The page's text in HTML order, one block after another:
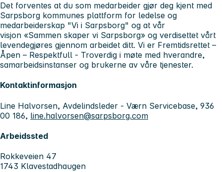
Det forventes at du som medarbeider gjør deg kjent med
Sarpsborg kommunes plattform for ledelse og
medarbeiderskap "Vi i Sarpsborg" og at vår
visjon «Sammen skaper vi Sarpsborg» og verdisettet vårt
levendegjøres gjennom arbeidet ditt. Vi er Fremtidsrettet –
Åpen – Respektfull - Troverdig i møte med hverandre,
samarbeidsinstanser og brukerne av våre tjenester.
Kontaktinformasjon
Line Halvorsen, Avdelindsleder - Værn Servicebase, 936
00 186, line.halvorsen@sarpsborg.com
Arbeidssted
Rokkeveien 47
1743 Klavestadhaugen